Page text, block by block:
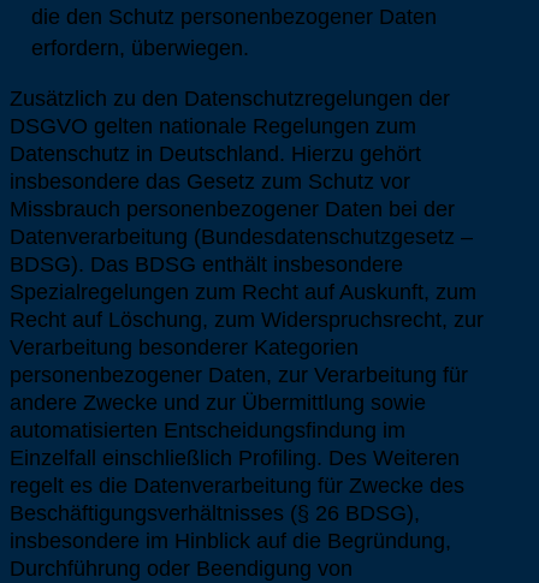
die den Schutz personenbezogener Daten
erfordern, überwiegen.
Zusätzlich zu den Datenschutzregelungen der
DSGVO gelten nationale Regelungen zum
Datenschutz in Deutschland. Hierzu gehört
insbesondere das Gesetz zum Schutz vor
Missbrauch personenbezogener Daten bei der
Datenverarbeitung (Bundesdatenschutzgesetz –
BDSG). Das BDSG enthält insbesondere
Spezialregelungen zum Recht auf Auskunft, zum
Recht auf Löschung, zum Widerspruchsrecht, zur
Verarbeitung besonderer Kategorien
personenbezogener Daten, zur Verarbeitung für
andere Zwecke und zur Übermittlung sowie
automatisierten Entscheidungsfindung im
Einzelfall einschließlich Profiling. Des Weiteren
regelt es die Datenverarbeitung für Zwecke des
Beschäftigungsverhältnisses (§ 26 BDSG),
insbesondere im Hinblick auf die Begründung,
Durchführung oder Beendigung von